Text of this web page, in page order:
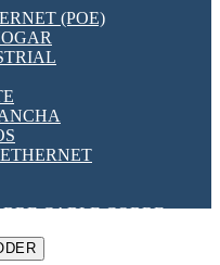
[VDF]
SSR
(POE)
CABLE COBRE